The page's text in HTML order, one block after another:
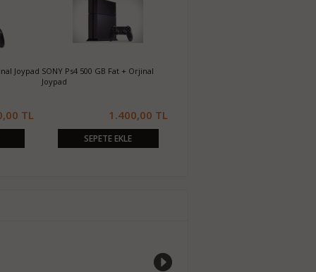
Joypad
TL
SONY Ps4 500 GB Fat + Orjinal
Joypad
1.400,00 TL
SEPETE EKLE